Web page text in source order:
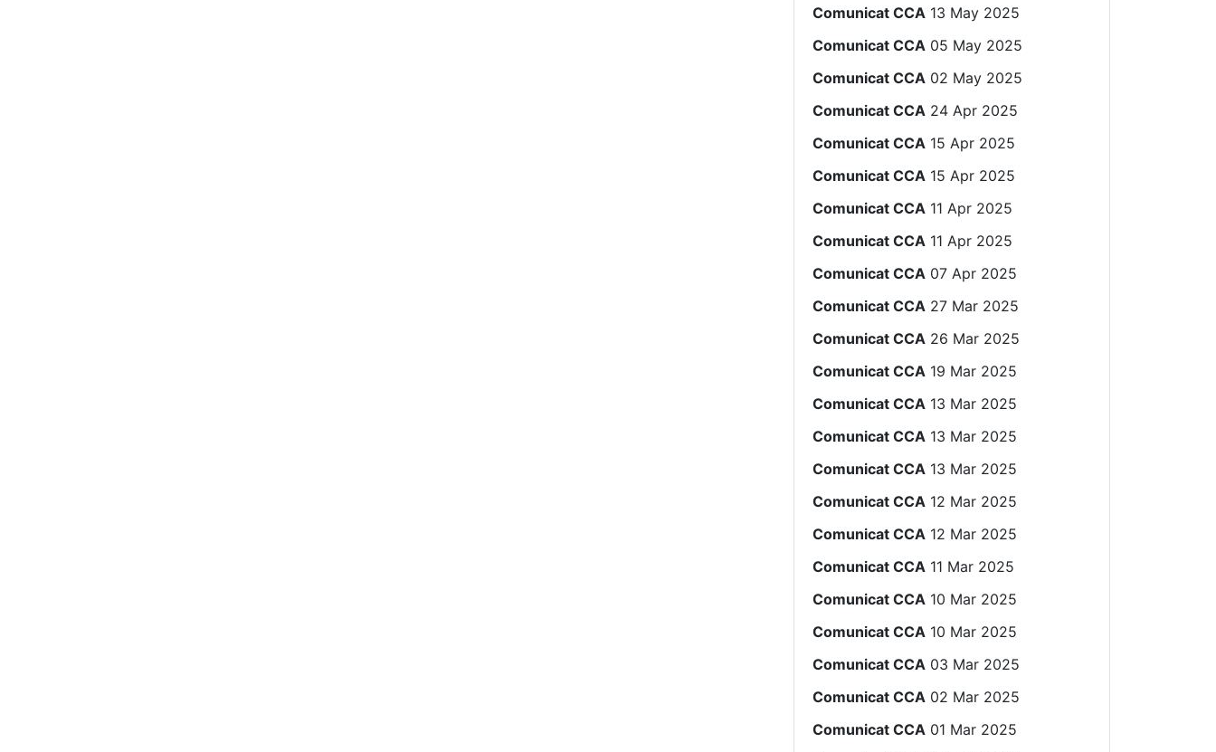
Comunicat CCA 13 May 2025
Comunicat CCA 05 May 2025
Comunicat CCA 02 May 2025
Comunicat CCA 24 Apr 2025
Comunicat CCA 15 Apr 2025
Comunicat CCA 15 Apr 2025
Comunicat CCA 11 Apr 2025
Comunicat CCA 11 Apr 2025
Comunicat CCA 07 Apr 2025
Comunicat CCA 27 Mar 2025
Comunicat CCA 26 Mar 2025
Comunicat CCA 19 Mar 2025
Comunicat CCA 13 Mar 2025
Comunicat CCA 13 Mar 2025
Comunicat CCA 13 Mar 2025
Comunicat CCA 12 Mar 2025
Comunicat CCA 12 Mar 2025
Comunicat CCA 11 Mar 2025
Comunicat CCA 10 Mar 2025
Comunicat CCA 10 Mar 2025
Comunicat CCA 03 Mar 2025
Comunicat CCA 02 Mar 2025
Comunicat CCA 01 Mar 2025